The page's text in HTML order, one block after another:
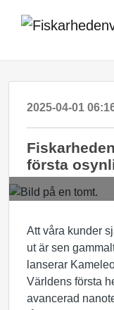
2025-04-01
första
Att våra kunder
ut är sen
lanserar
Världens första
avancerad